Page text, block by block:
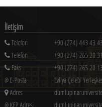
İletişim
Telefon
+90 (274) 443 43 43
Telefon
+90 (274) 265 20
Faks
+90 (274) 265 20
@ E-Posta
Evliya Çelebi
Adres
@ KEP Adresi